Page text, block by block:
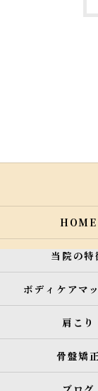
HOME
当院の特
ボディケアマ
肩こり
骨盤矯正